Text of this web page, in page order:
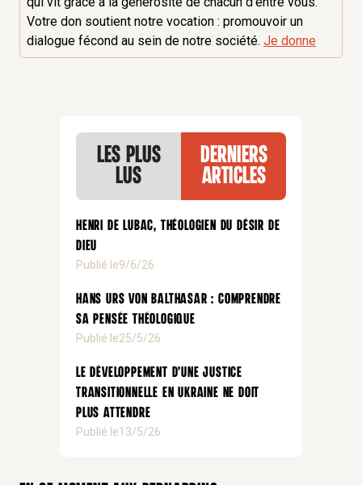
Votre don soutient notre vocation : promouvoir un
dialogue fécond au sein de notre société. Je donne
Les plus
lus
Derniers
articles
Henri de Lubac, théologien du désir de
Dieu
Publié le9/6/26
Hans Urs von Balthasar : comprendre
sa pensée théologique
Publié le25/5/26
Le développement d’une justice
transitionnelle en Ukraine ne doit
plus attendre
Publié le13/5/26